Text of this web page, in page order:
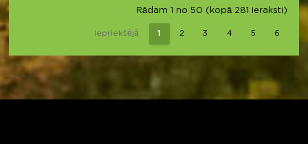
Rādam 1 no 50 (kopā 281 ieraksti)
Iepriekšējā 1 2 3 4 5 6